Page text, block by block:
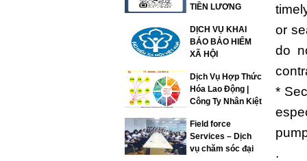
TIỀN LƯƠNG
DỊCH VỤ KHAI
BÁO BẢO HIỂM
XÃ HỘI
Dịch Vụ Hợp Thức
Hóa Lao Động |
Công Ty Nhân Kiệt
Field force
Services – Dịch
vụ chăm sóc đại
or
do
*
.